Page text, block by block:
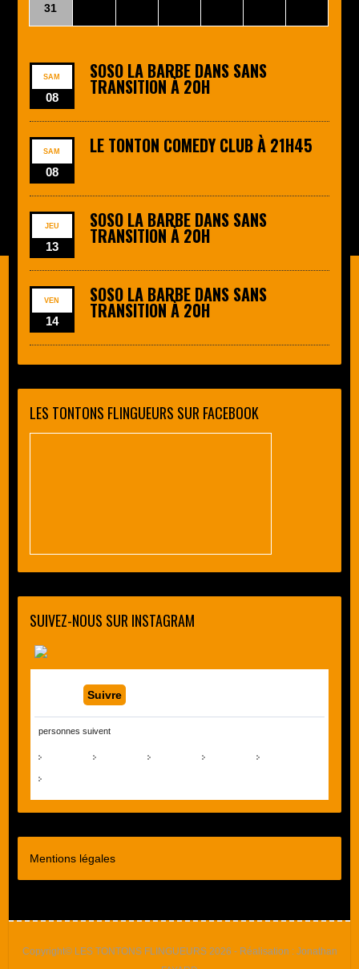
31
SAM
08
SOSO LA BARBE DANS SANS
TRANSITION À 20H
SAM
08
LE TONTON COMEDY CLUB À 21H45
JEU
13
SOSO LA BARBE DANS SANS
TRANSITION À 20H
VEN
14
SOSO LA BARBE DANS SANS
TRANSITION À 20H
LES TONTONS FLINGUEURS SUR FACEBOOK
SUIVEZ-NOUS SUR INSTAGRAM
Suivre
personnes suivent
Mentions légales
Copyright© LES TONTONS FLINGUEURS 2026 - Réalisation : Jonathan